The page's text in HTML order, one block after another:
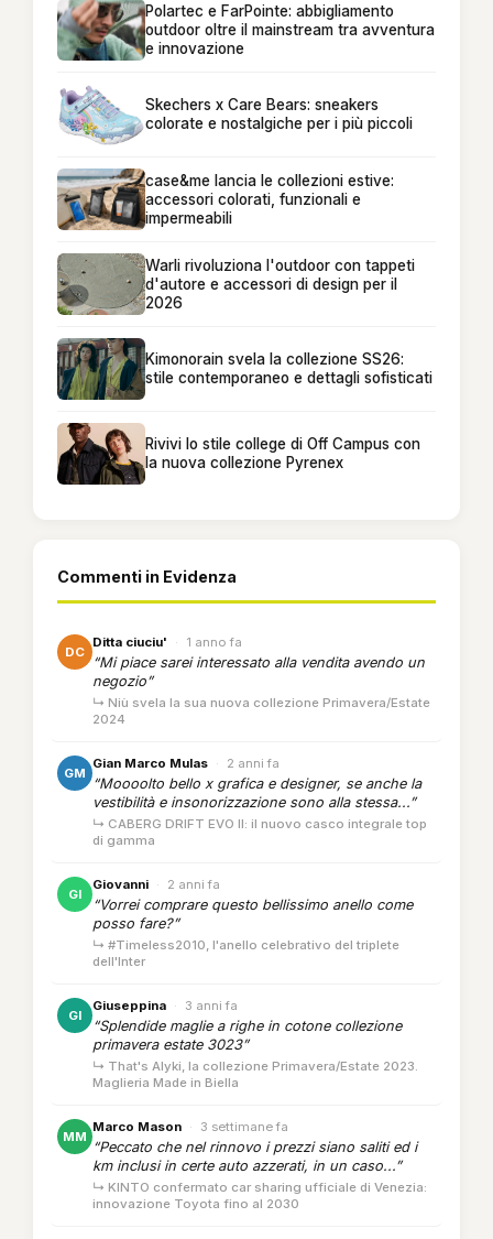
Polartec e FarPointe: abbigliamento
outdoor oltre il mainstream tra avventura
e innovazione
Skechers x Care Bears: sneakers
colorate e nostalgiche per i più piccoli
case&me lancia le collezioni estive:
accessori colorati, funzionali e
impermeabili
Warli rivoluziona l'outdoor con tappeti
d'autore e accessori di design per il
2026
Kimonorain svela la collezione SS26:
stile contemporaneo e dettagli sofisticati
Rivivi lo stile college di Off Campus con
la nuova collezione Pyrenex
Commenti in Evidenza
DC
Ditta ciuciu' · 1 anno fa
“Mi piace sarei interessato alla vendita avendo un
negozio”
↳ Niù svela la sua nuova collezione Primavera/Estate
2024
GM
Gian Marco Mulas · 2 anni fa
“Moooolto bello x grafica e designer, se anche la
vestibilità e insonorizzazione sono alla stessa...”
↳ CABERG DRIFT EVO II: il nuovo casco integrale top
di gamma
GI
Giovanni · 2 anni fa
“Vorrei comprare questo bellissimo anello come
posso fare?”
↳ #Timeless2010, l'anello celebrativo del triplete
dell'Inter
GI
Giuseppina · 3 anni fa
“Splendide maglie a righe in cotone collezione
primavera estate 3023”
↳ That's Alyki, la collezione Primavera/Estate 2023.
Maglieria Made in Biella
MM
Marco Mason · 3 settimane fa
“Peccato che nel rinnovo i prezzi siano saliti ed i
km inclusi in certe auto azzerati, in un caso...”
↳ KINTO confermato car sharing ufficiale di Venezia:
innovazione Toyota fino al 2030